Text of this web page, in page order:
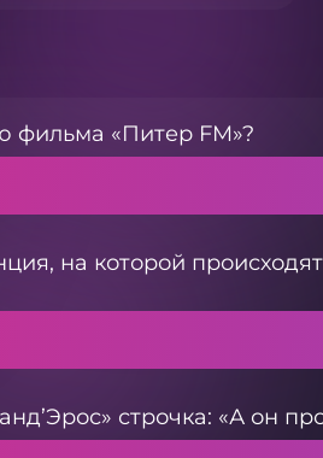
фильма «Питер FM»?
на которой
строчка: «А он